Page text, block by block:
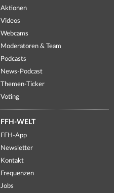
Aktionen
Videos
Webcams
Moderatoren & Team
Podcasts
News-Podcast
Themen-Ticker
Voting
FFH-WELT
FFH-App
Newsletter
Kontakt
Frequenzen
Jobs